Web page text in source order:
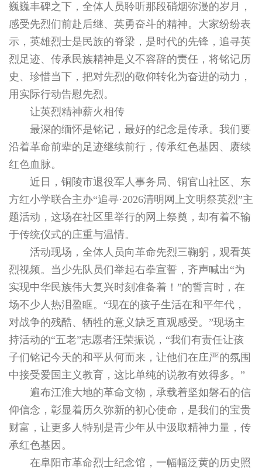
巍巍丰碑之下，全体人员聆听那段硝烟弥漫的岁月，
感受先烈们前赴后继、英勇奋斗的精神。大家纷纷表
示，英雄烈士是民族的脊梁，是时代的先锋，追寻英
烈足迹、传承民族精神是义不容辞的责任，将铭记历
史、珍惜当下，把对先烈的敬仰转化为奋进的动力，
用实际行动告慰先烈。
让英烈精神薪火相传
最深的缅怀是铭记，最好的纪念是传承。我们要
沿着革命前辈的足迹继续前行，传承红色基因、赓续
红色血脉。
近日，铜陵市退役军人事务局、铜官山社区、东
方红小学联合主办“追寻·2026清明网上文明祭英烈”主
题活动，这场在社区里举行的网上祭奠，却有着不输
于传统仪式的庄重与温情。
活动现场，全体人员向革命先烈三鞠躬，观看英
烈视频。当少先队员们举起右拳宣誓，齐声喊出“为
实现中华民族伟大复兴时刻准备着！”的誓言时，在
场不少人热泪盈眶。“现在的孩子生活在和平年代，
对战争的残酷、牺牲的意义缺乏直观感受。”现场主
持活动的“五老”志愿者汪荣振说，“我们有责任让孩
子们铭记今天的和平从何而来，让他们在庄严的氛围
中接受爱国主义教育，这比单纯的说教有效得多。”
遍布江淮大地的革命文物，承载着坚如磐石的信
仰信念，彰显着历久弥新的初心使命，是我们的宝贵
财富，让更多人特别是青少年从中汲取精神力量，传
承红色基因。
在阜阳市革命烈士纪念馆，一幅幅泛黄的历史照